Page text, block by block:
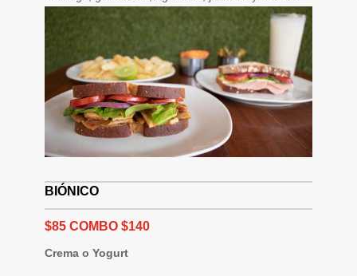
BIÓNICO
$85 COMBO $140
Crema o Yogurt